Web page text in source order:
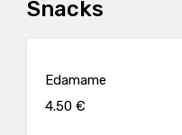
Snacks
Edamame
4.50 €